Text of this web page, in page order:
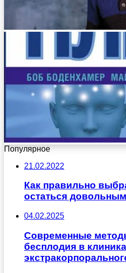
Популярное
21.02.2022
Как правильно
остаться
04.02.2025
Современные
бесплодия в